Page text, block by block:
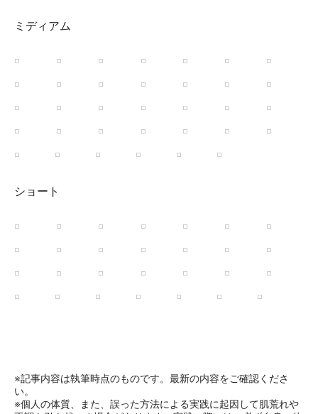
ミディアム
ショート
※記事内容は執筆時点のものです。最新の内容をご確認くださ
い。
※個人の体質、また、誤った方法による実践に起因して肌荒れや